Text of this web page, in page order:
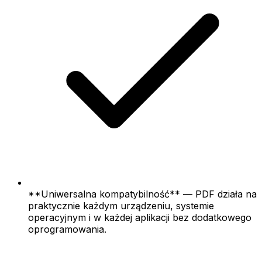
**Uniwersalna kompatybilność** — PDF działa na
praktycznie każdym urządzeniu, systemie
operacyjnym i w każdej aplikacji bez dodatkowego
oprogramowania.